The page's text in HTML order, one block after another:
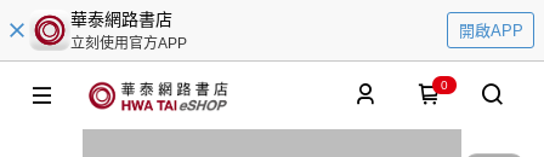
華泰網路書店
立刻使用官方APP
開啟APP
0